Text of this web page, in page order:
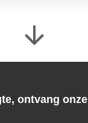
ontvang onze